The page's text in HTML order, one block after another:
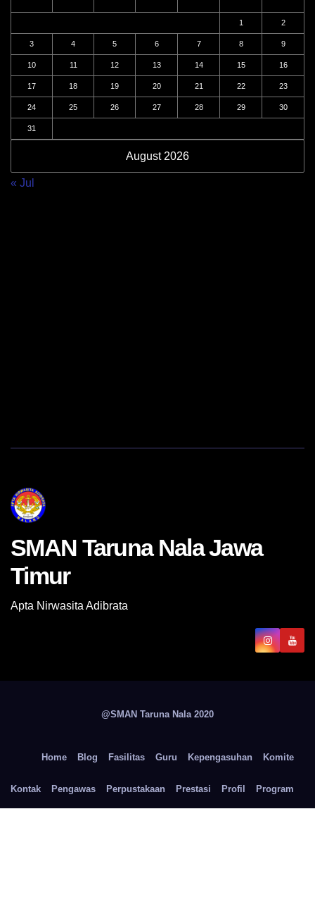
August 2026
1 2
3 4 5 6 7 8 9
10 11 12 13 14 15 16
17 18 19 20 21 22 23
24 25 26 27 28 29 30
31
« Jul
SMAN Taruna Nala Jawa
Timur
Apta Nirwasita Adibrata
@SMAN Taruna Nala 2020
Home Blog Fasilitas Guru Kepengasuhan Komite
Kontak Pengawas Perpustakaan Prestasi Profil Program